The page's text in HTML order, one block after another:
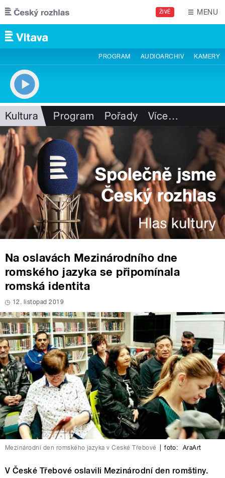
Přejít k hlavnímu obsahu
ŽIVĚ MENU
PROGRAM AUDIOARCHIV KAMERY
Kultura Program Pořady Více…
Na oslavách Mezinárodního dne
romského jazyka se připomínala
romská identita
12. listopad 2019
Mezinárodní den romského jazyka v České Třebové foto: AraArt
V České Třebové oslavili Mezinárodní den romštiny.